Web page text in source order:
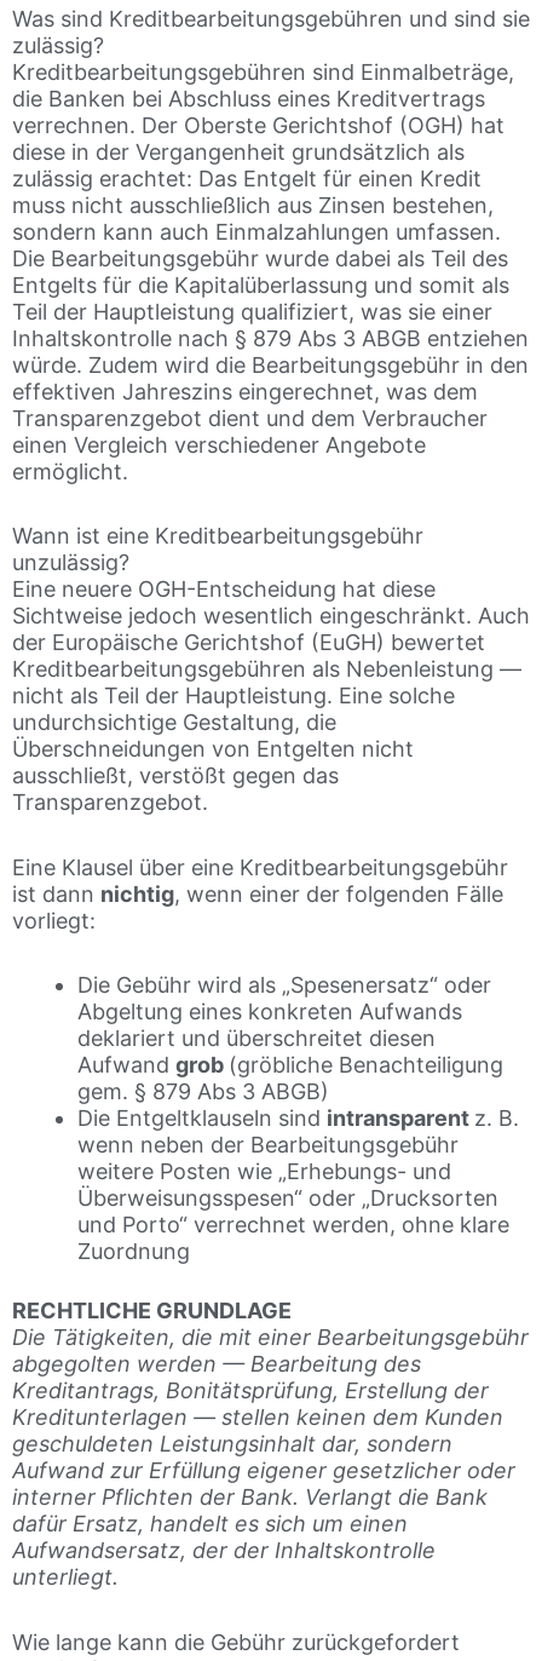
Was sind Kreditbearbeitungsgebühren und sind sie
zulässig?
Kreditbearbeitungsgebühren sind Einmalbeträge,
die Banken bei Abschluss eines Kreditvertrags
verrechnen. Der Oberste Gerichtshof (OGH) hat
diese in der Vergangenheit grundsätzlich als
zulässig erachtet: Das Entgelt für einen Kredit
muss nicht ausschließlich aus Zinsen bestehen,
sondern kann auch Einmalzahlungen umfassen.
Die Bearbeitungsgebühr wurde dabei als Teil des
Entgelts für die Kapitalüberlassung und somit als
Teil der Hauptleistung qualifiziert, was sie einer
Inhaltskontrolle nach § 879 Abs 3 ABGB entziehen
würde. Zudem wird die Bearbeitungsgebühr in den
effektiven Jahreszins eingerechnet, was dem
Transparenzgebot dient und dem Verbraucher
einen Vergleich verschiedener Angebote
ermöglicht.
Wann ist eine Kreditbearbeitungsgebühr
unzulässig?
Eine neuere OGH-Entscheidung hat diese
Sichtweise jedoch wesentlich eingeschränkt. Auch
der Europäische Gerichtshof (EuGH) bewertet
Kreditbearbeitungsgebühren als Nebenleistung —
nicht als Teil der Hauptleistung. Eine solche
undurchsichtige Gestaltung, die
Überschneidungen von Entgelten nicht
ausschließt, verstößt gegen das
Transparenzgebot.
Eine Klausel über eine Kreditbearbeitungsgebühr
ist dann nichtig, wenn einer der folgenden Fälle
vorliegt:
Die Gebühr wird als „Spesenersatz“ oder
Abgeltung eines konkreten Aufwands
deklariert und überschreitet diesen
Aufwand grob (gröbliche Benachteiligung
gem. § 879 Abs 3 ABGB)
Die Entgeltklauseln sind intransparent z. B.
wenn neben der Bearbeitungsgebühr
weitere Posten wie „Erhebungs- und
Überweisungsspesen“ oder „Drucksorten
und Porto“ verrechnet werden, ohne klare
Zuordnung
RECHTLICHE GRUNDLAGE
Die Tätigkeiten, die mit einer Bearbeitungsgebühr
abgegolten werden — Bearbeitung des
Kreditantrags, Bonitätsprüfung, Erstellung der
Kreditunterlagen — stellen keinen dem Kunden
geschuldeten Leistungsinhalt dar, sondern
Aufwand zur Erfüllung eigener gesetzlicher oder
interner Pflichten der Bank. Verlangt die Bank
dafür Ersatz, handelt es sich um einen
Aufwandsersatz, der der Inhaltskontrolle
unterliegt.
Wie lange kann die Gebühr zurückgefordert